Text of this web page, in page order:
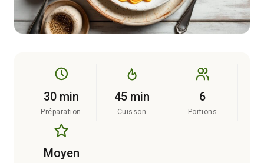
30 min
Préparation
45 min
Cuisson
6
Portions
Moyen